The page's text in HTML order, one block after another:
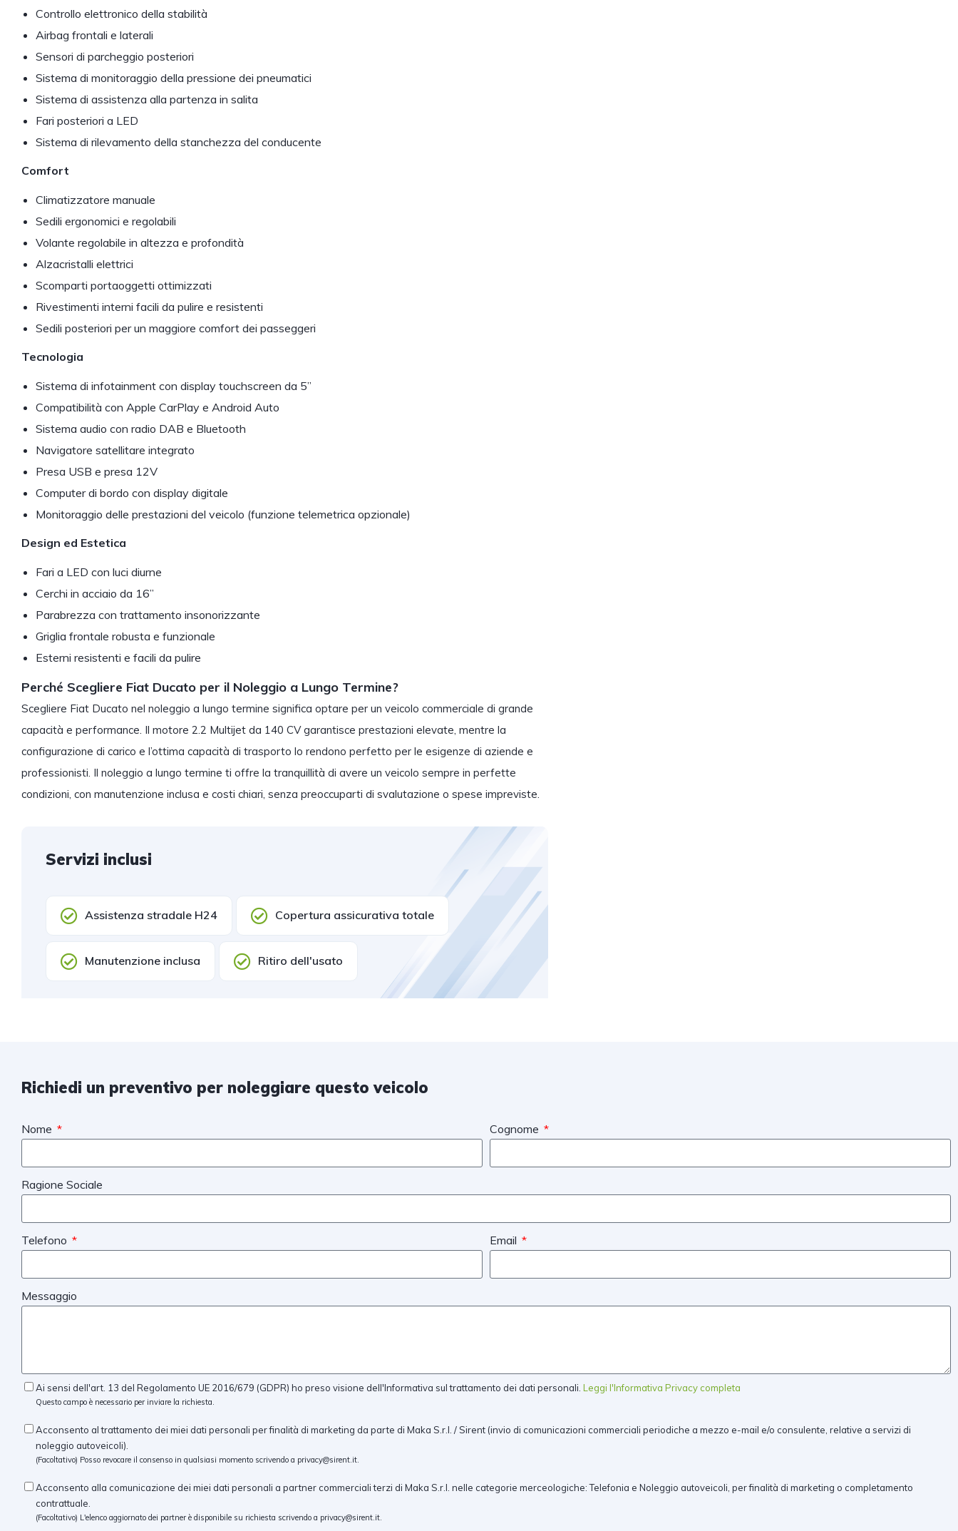
Controllo elettronico della stabilità
Airbag frontali e laterali
Sensori di parcheggio posteriori
Sistema di monitoraggio della pressione dei pneumatici
Sistema di assistenza alla partenza in salita
Fari posteriori a LED
Sistema di rilevamento della stanchezza del conducente
Comfort
Climatizzatore manuale
Sedili ergonomici e regolabili
Volante regolabile in altezza e profondità
Alzacristalli elettrici
Scomparti portaoggetti ottimizzati
Rivestimenti interni facili da pulire e resistenti
Sedili posteriori per un maggiore comfort dei passeggeri
Tecnologia
Sistema di infotainment con display touchscreen da 5”
Compatibilità con Apple CarPlay e Android Auto
Sistema audio con radio DAB e Bluetooth
Navigatore satellitare integrato
Presa USB e presa 12V
Computer di bordo con display digitale
Monitoraggio delle prestazioni del veicolo (funzione telemetrica opzionale)
Design ed Estetica
Fari a LED con luci diurne
Cerchi in acciaio da 16”
Parabrezza con trattamento insonorizzante
Griglia frontale robusta e funzionale
Esterni resistenti e facili da pulire
Perché Scegliere Fiat Ducato per il Noleggio a Lungo Termine?
Scegliere Fiat Ducato nel noleggio a lungo termine significa optare per un veicolo commerciale di grande
capacità e performance. Il motore 2.2 Multijet da 140 CV garantisce prestazioni elevate, mentre la
configurazione di carico e l’ottima capacità di trasporto lo rendono perfetto per le esigenze di aziende e
professionisti. Il noleggio a lungo termine ti offre la tranquillità di avere un veicolo sempre in perfette
condizioni, con manutenzione inclusa e costi chiari, senza preoccuparti di svalutazione o spese impreviste.
Servizi inclusi
Assistenza stradale H24 Copertura assicurativa totale
Manutenzione inclusa Ritiro dell'usato
Richiedi un preventivo per noleggiare questo veicolo
Nome Cognome
Ragione Sociale
Telefono Email
Messaggio
Ai sensi dell'art. 13 del Regolamento UE 2016/679 (GDPR) ho preso visione dell'Informativa sul trattamento dei dati personali. Leggi l'Informativa Privacy completa
Questo campo è necessario per inviare la richiesta.
Acconsento al trattamento dei miei dati personali per finalità di marketing da parte di Maka S.r.l. / Sirent (invio di comunicazioni commerciali periodiche a mezzo e-mail e/o consulente, relative a servizi di
noleggio autoveicoli).
(Facoltativo) Posso revocare il consenso in qualsiasi momento scrivendo a privacy@sirent.it.
Acconsento alla comunicazione dei miei dati personali a partner commerciali terzi di Maka S.r.l. nelle categorie merceologiche: Telefonia e Noleggio autoveicoli, per finalità di marketing o completamento
contrattuale.
(Facoltativo) L'elenco aggiornato dei partner è disponibile su richiesta scrivendo a privacy@sirent.it.